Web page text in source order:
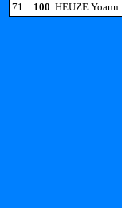
71
100 HEUZE Yoann